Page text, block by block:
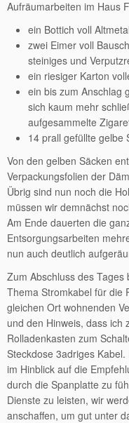
Aufräumarbeiten im Haus
ein Bottich voll
zwei Eimer voll
steiniges und
ein riesiger Karton
ein bis zum Anschlag
sich kaum mehr
aufgesammelte
14 prall gefüllte gelbe
Von den gelben Säcken
Verpackungsfolien der
Übrig sind nun noch die
müssen wir demnächst
Am Ende dauerten die
Entsorgungsarbeiten
nun auch deutlich
Zum Abschluss des
Thema Stromkabel für die
gleichen Ort wohnenden
und den Hinweis, dass ich
Rolladenkasten zum
Steckdose 3adriges
im Hinblick auf die
durch die Spanplatte zu
Dienste zu leisten, wir
anschaffen, um gut unter